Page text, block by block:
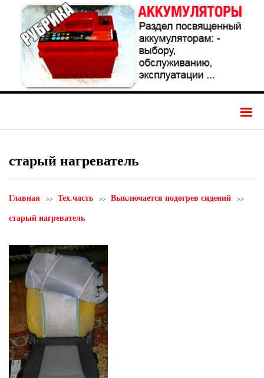
старый нагреватель
Главная Тех.часть Выключается подогрев сидений
старый нагреватель